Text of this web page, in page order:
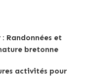
Randonnées et
bretonne
activités pour